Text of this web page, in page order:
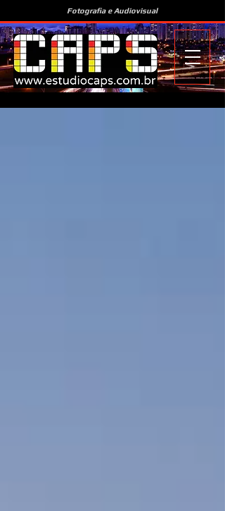
Fotografia e Audiovisual